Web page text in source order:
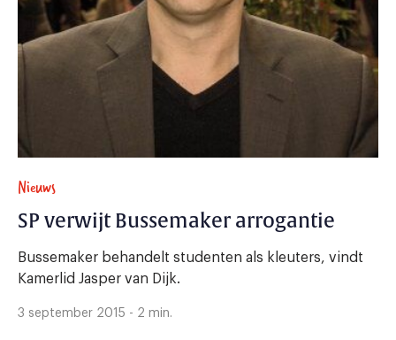
Nieuws
SP verwijt Bussemaker arrogantie
Bussemaker behandelt studenten als kleuters, vindt
Kamerlid Jasper van Dijk.
3 september 2015 - 2 min.